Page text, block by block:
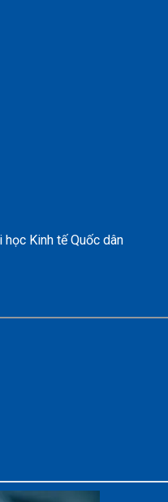
Kinh tế Quốc dân